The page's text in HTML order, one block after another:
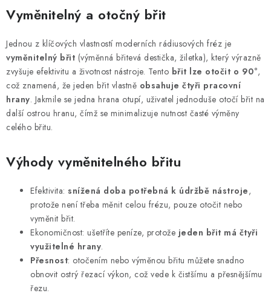
v
á
d
a
c
í
p
r
k
Vyměnitelný a otočný břit
Jednou z klíčových vlastností moderních rádiusových fréz je
vyměnitelný břit (výměnná břitevá destička, žiletka), který výrazně
zvyšuje efektivitu a životnost nástroje. Tento břit lze otočit o 90°,
což znamená, že jeden břit vlastně obsahuje čtyři pracovní
hrany. Jakmile se jedna hrana otupí, uživatel jednoduše otočí břit na
další ostrou hranu, čímž se minimalizuje nutnost časté výměny
celého břitu.
Výhody vyměnitelného břitu
Efektivita: snížená doba potřebná k údržbě nástroje,
protože není třeba měnit celou frézu, pouze otočit nebo
vyměnit břit.
Ekonomičnost: ušetříte peníze, protože jeden břit má čtyři
využitelné hrany.
Přesnost: otočením nebo výměnou břitu můžete snadno
obnovit ostrý řezací výkon, což vede k čistšímu a přesnějšímu
řezu.